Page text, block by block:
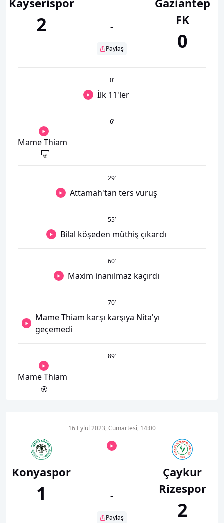
2 -
Paylaş
FK
0
0’
İlk 11'ler
6’
Mame Thiam
29’
Attamah'tan ters vuruş
55’
Bilal köşeden müthiş çıkardı
60’
Maxim inanılmaz kaçırdı
70’
Mame Thiam karşı karşıya Nita'yı
geçemedi
89’
Mame Thiam
Konyaspor
1
16 Eylül 2023, Cumartesi, 14:00
-
Paylaş
Çaykur
Rizespor
2